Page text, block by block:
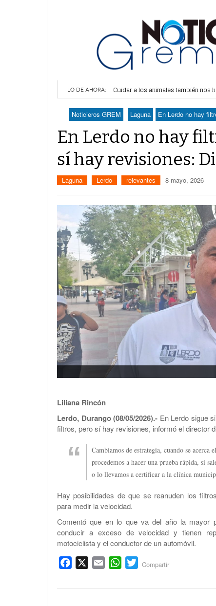
LO DE AHORA: Simas Torreón emprende
Algodoneros barre a Saltillo y
Arranca Betzabé Martínez obra de
Alertan por plaga de garrapatas en
Noticieros GREM Laguna En Lerdo no hay
En Lerdo no hay
sí hay revisiones:
Laguna Lerdo relevantes 8 mayo, 2026
Liliana Rincón
Lerdo, Durango (08/05/2026).- En Lerdo sigue
filtros, pero sí hay revisiones, informó el director
Cambiamos de estrategia, cuando se acerca
procedemos a hacer una prueba rápida, si
o lo llevamos a certificar a la clínica
Hay posibilidades de que se reanuden los
para medir la velocidad.
Comentó que en lo que va del año la mayor
conducir a exceso de velocidad y tienen
motociclista y el conductor de un automóvil.
Facebook Email WhatsApp
Twitter
Compartir